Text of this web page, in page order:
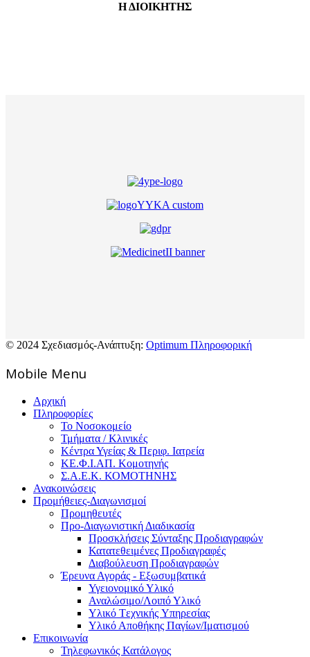
Η ΔΙΟΙΚΗΤΗΣ
© 2024 Σχεδιασμός-Ανάπτυξη: Optimum Πληροφορική
Mοbile Menu
Αρχική
Πληροφορίες
Το Νοσοκομείο
Τμήματα / Κλινικές
Κέντρα Υγείας & Περιφ. Ιατρεία
ΚΕ.Φ.Ι.ΑΠ. Κομοτηνής
Σ.Α.Ε.Κ. ΚΟΜΟΤΗΝΗΣ
Ανακοινώσεις
Προμήθειες-Διαγωνισμοί
Προμηθευτές
Προ-Διαγωνιστική Διαδικασία
Προσκλήσεις Σύνταξης Προδιαγραφών
Κατατεθειμένες Προδιαγραφές
Διαβούλευση Προδιαγραφών
Έρευνα Αγοράς - Εξωσυμβατικά
Υγειονομικό Υλικό
Αναλώσιμο/Λοιπό Υλικό
Υλικό Tεχνικής Yπηρεσίας
Υλικό Αποθήκης Παγίων/Ιματισμού
Επικοινωνία
Τηλεφωνικός Κατάλογος